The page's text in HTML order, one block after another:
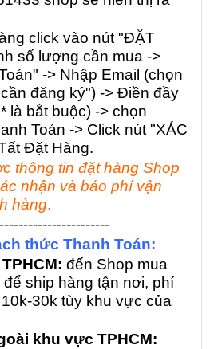
click vào nút "ĐẶT
số lượng cần mua ->
-> Nhập Email (chọn
đăng ký") -> Điền đầy
là bắt buộc) -> chọn
Toán -> Click nút "XÁC
Đặt Hàng.
thông tin đặt hàng Shop
nhận và báo phí vận
hàng.
thức Thanh Toán:
đến Shop mua
ship hàng tận nơi, phí
30k tùy khu vực của
khu vực TPHCM: